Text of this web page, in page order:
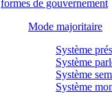
formes de gouvernement
Mode majoritaire
Système
Système
Système
Système